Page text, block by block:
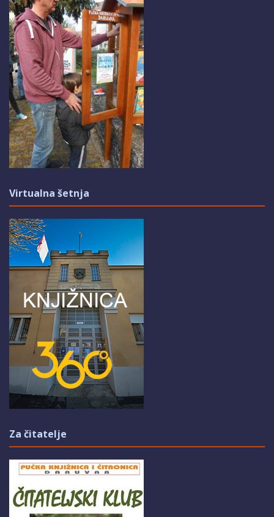
Virtualna šetnja
Za čitatelje